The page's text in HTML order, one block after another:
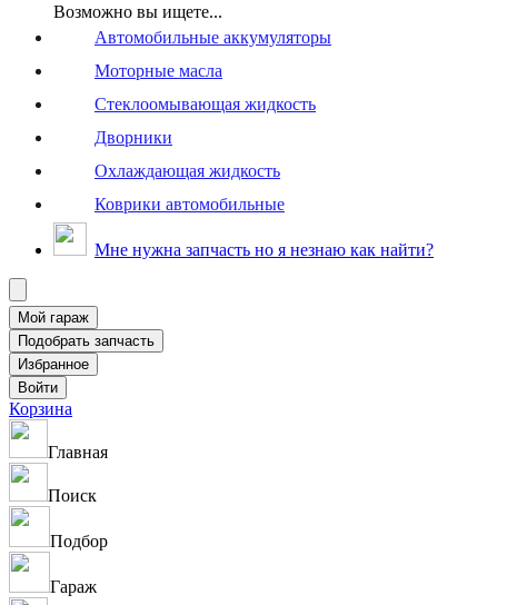
Возможно вы ищете...
Автомобильные аккумуляторы
Моторные масла
Стеклоомывающая жидкость
Дворники
Охлаждающая жидкость
Коврики автомобильные
Мне нужна запчасть но я незнаю как найти?
Корзина
Главная
Поиск
Подбор
Гараж